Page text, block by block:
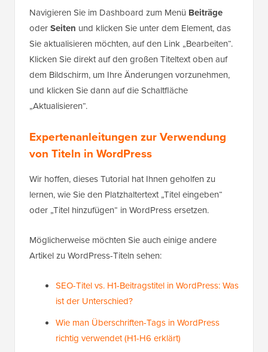
Navigieren Sie im Dashboard zum Menü Beiträge
oderSeiten und klicken Sie unter dem Element, das
Sie aktualisieren möchten, auf den Link „Bearbeiten“.
Klicken Sie direkt auf den großen Titeltext oben auf
dem Bildschirm, um Ihre Änderungen vorzunehmen,
und klicken Sie dann auf die Schaltfläche
„Aktualisieren“.
Expertenanleitungen zur Verwendung
von Titeln in WordPress
Wir hoffen, dieses Tutorial hat Ihnen geholfen zu
lernen, wie Sie den Platzhaltertext „Titel eingeben“
oder „Titel hinzufügen“ in WordPress ersetzen.
Möglicherweise möchten Sie auch einige andere
Artikel zu WordPress-Titeln sehen:
SEO-Titel vs. H1-Beitragstitel in WordPress: Was
ist der Unterschied?
Wie man Überschriften-Tags in WordPress
richtig verwendet (H1-H6 erklärt)